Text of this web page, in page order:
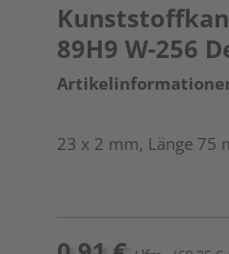
89H9 W-256
23 x 2 mm, Länge 75